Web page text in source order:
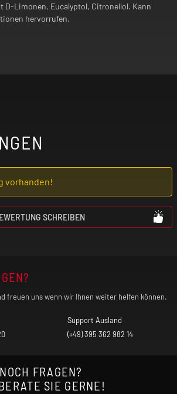
D-Limonen, Eucalyptol, Citronellol. Kann
hervorrufen.
vorhanden!
SCHREIBEN
freuen uns wenn wir Ihnen weiter helfen können.
Support Ausland
(+49) 395 362 982 14
NOCH FRAGEN?
SIE GERNE!